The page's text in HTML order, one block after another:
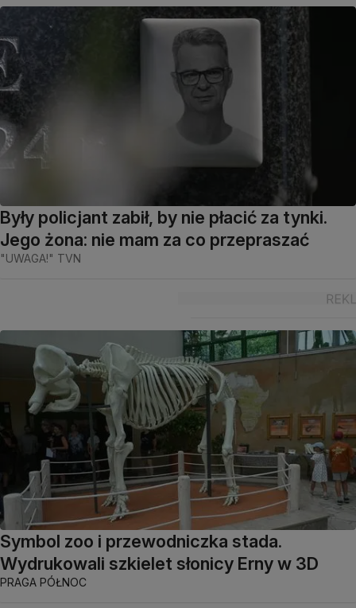
Były policjant zabił, by nie płacić za tynki.
Jego żona: nie mam za co przepraszać
"UWAGA!" TVN
Symbol zoo i przewodniczka stada.
Wydrukowali szkielet słonicy Erny w 3D
PRAGA PÓŁNOC